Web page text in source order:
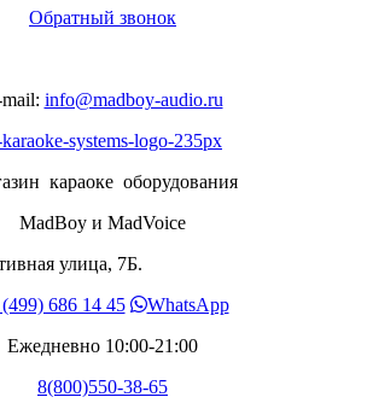
Обратный звонок
info@madboy-audio.ru
караоке оборудования
MadBoy и MadVoice
улица, 7Б.
686 14 45
WhatsApp
Ежедневно 10:00-21:00
8(800)550-38-65